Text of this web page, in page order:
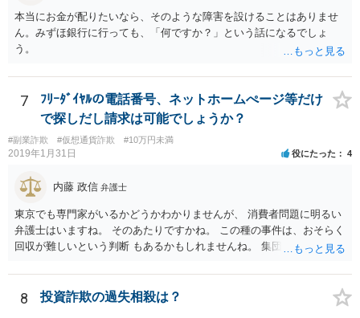
本当にお金が配りたいなら、そのような障害を設けることはありませ
ん。みずほ銀行に行っても、「何ですか？」という話になるでしょ
う。
7
ﾌﾘｰﾀﾞｲﾔﾙの電話番号、ネットホームぺージ等だけ
で探しだし請求は可能でしょうか？
#副業詐欺 #仮想通貨詐欺 #10万円未満
2019年1月31日 役にたった 4
内藤 政信 弁護士
東京でも専門家がいるかどうかわかりませんが、 消費者問題に明るい
弁護士はいますね。 そのあたりですかね。 この種の事件は、おそらく
回収が難しいという判断 もあるかもしれませんね。 集団訴訟に参加し
ら。
8 投資詐欺の過失相殺は？